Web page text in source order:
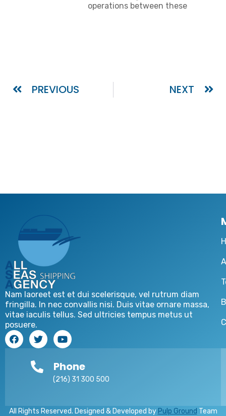
operations between these
PREVIOUS NEXT
Nam laoreet est et dui scelerisque, vel rutrum diam
fringilla. In nec convallis nisi. Duis vitae ornare massa,
vitae iaculis tellus. Sed ultricies tempus metus ut
posuere.
Phone
(216) 31 300 500
All Rights Reserved. Designed & Developed by Pulp Ground Team